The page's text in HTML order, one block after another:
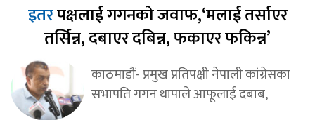
इतरपक्षलाई गगनको जवाफ,‘मलाई तर्साएर
तर्सिन्न, दबाएर दबिन्न, फकाएर फकिन्न’
काठमाडौं- प्रमुख प्रतिपक्षी नेपाली कांग्रेसका
सभापति गगन थापाले आफूलाई दबाब,